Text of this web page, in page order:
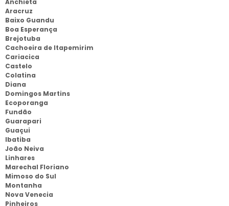
Anchieta
Aracruz
Baixo Guandu
Boa Esperança
Brejotuba
Cachoeira de Itapemirim
Cariacica
Castelo
Colatina
Diana
Domingos Martins
Ecoporanga
Fundão
Guarapari
Guaçui
Ibatiba
João Neiva
Linhares
Marechal Floriano
Mimoso do Sul
Montanha
Nova Venecia
Pinheiros